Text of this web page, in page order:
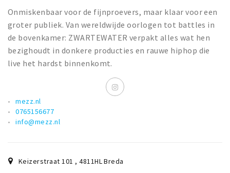
Onmiskenbaar voor de fijnproevers, maar klaar voor een
groter publiek. Van wereldwijde oorlogen tot battles in
de bovenkamer: ZWARTEWATER verpakt alles wat hen
bezighoudt in donkere producties en rauwe hiphop die
live het hardst binnenkomt.
mezz.nl
0765156677
info@mezz.nl
Keizerstraat 101 ,4811HLBreda